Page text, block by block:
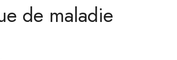
de maladie